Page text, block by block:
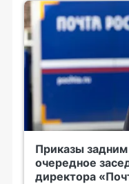
Приказы
очередное
директора